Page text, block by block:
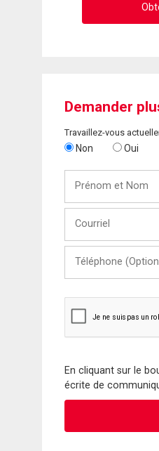
Demander
Travaillez-vous
Non Oui
Nom
(Optionnel)
En cliquant sur le
écrite de